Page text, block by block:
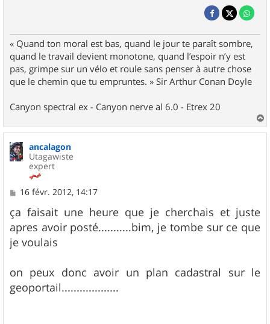
« Quand ton moral est bas, quand le jour te paraît sombre,
quand le travail devient monotone, quand l’espoir n’y est
pas, grimpe sur un vélo et roule sans penser à autre chose
que le chemin que tu empruntes. » Sir Arthur Conan Doyle
Canyon spectral ex - Canyon nerve al 6.0 - Etrex 20
a
u
ancalagon
Utagawiste
expert
M
s
s
a
g
e
16 févr. 2012, 14:17
ça faisait une heure que je cherchais et juste
apres avoir posté...........bim, je tombe sur ce que
je voulais
on peux donc avoir un plan cadastral sur le
geoportail...................